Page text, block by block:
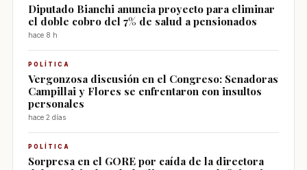
Diputado Bianchi anuncia proyecto para eliminar
el doble cobro del 7% de salud a pensionados
hace 8 h
POLÍTICA
Vergonzosa discusión en el Congreso: Senadoras
Campillai y Flores se enfrentaron con insultos
personales
hace 2 días
POLÍTICA
Sorpresa en el GORE por caída de la directora